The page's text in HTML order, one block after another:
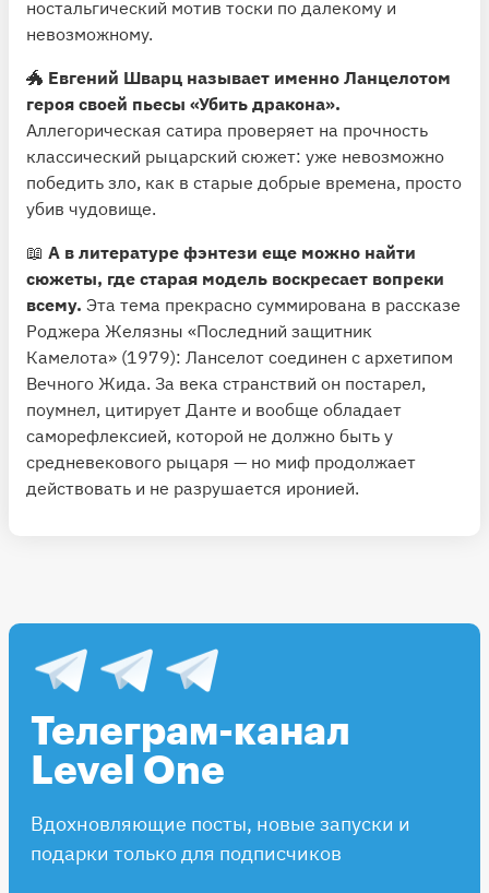
ностальгический мотив тоски по далекому и
невозможному.
🐲 Евгений Шварц называет именно Ланцелотом
героя своей пьесы «Убить дракона».
Аллегорическая сатира проверяет на прочность
классический рыцарский сюжет: уже невозможно
победить зло, как в старые добрые времена, просто
убив чудовище.
📖 А в литературе фэнтези еще можно найти
сюжеты, где старая модель воскресает вопреки
всему. Эта тема прекрасно суммирована в рассказе
Роджера Желязны «Последний защитник
Камелота» (1979): Ланселот соединен с архетипом
Вечного Жида. За века странствий он постарел,
поумнел, цитирует Данте и вообще обладает
саморефлексией, которой не должно быть у
средневекового рыцаря — но миф продолжает
действовать и не разрушается иронией.
Телеграм-канал
Level One
Вдохновляющие посты, новые запуски и
подарки только для подписчиков